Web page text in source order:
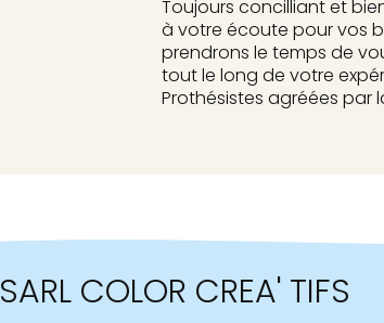
Toujours concilliant et
à votre écoute pour vos
prendrons le temps de
tout le long de votre
Prothésistes agréées par
SARL COLOR CREA' TIFS